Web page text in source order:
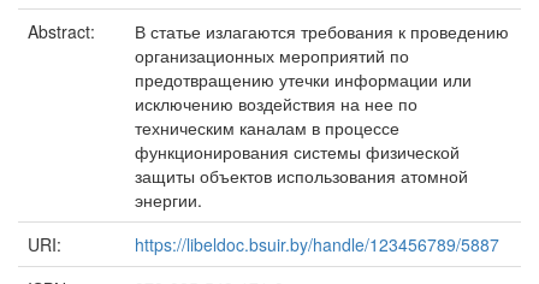
Abstract:
В статье излагаются требования к проведению
организационных мероприятий по
предотвращению утечки информации или
исключению воздействия на нее по
техническим каналам в процессе
функционирования системы физической
защиты объектов использования атомной
энергии.
URI:
https://libeldoc.bsuir.by/handle/123456789/5887